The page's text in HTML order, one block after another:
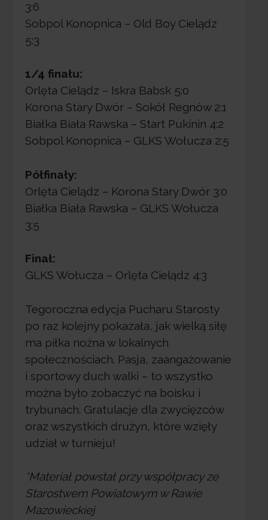
3:6
Sobpol Konopnica – Old Boy Cielądz
5:3
1/4 finału:
Orlęta Cielądz – Iskra Babsk 5:0
Korona Stary Dwór – Sokół Regnów 2:1
Białka Biała Rawska – Start Pukinin 4:2
Sobpol Konopnica – GLKS Wołucza 2:5
Półfinały:
Orlęta Cielądz – Korona Stary Dwór 3:0
Białka Biała Rawska – GLKS Wołucza
3:5
Finał:
GLKS Wołucza – Orlęta Cielądz 4:3
Tegoroczna edycja Pucharu Starosty
po raz kolejny pokazała, jak wielką siłę
ma piłka nożna w lokalnych
społecznościach. Pasja, zaangażowanie
i sportowy duch walki – to wszystko
można było zobaczyć na boisku i
trybunach. Gratulacje dla zwycięzców
oraz wszystkich drużyn, które wzięły
udział w turnieju!
*Materiał powstał przy współpracy ze
Starostwem Powiatowym w Rawie
Mazowieckiej